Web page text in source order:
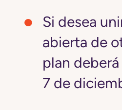
Si desea
abierta de
plan
7 de